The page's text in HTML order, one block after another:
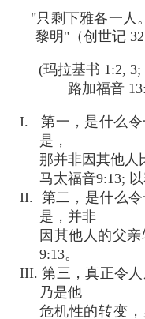
"只剩下雅各一人
黎明"（创世记
(玛拉基书 1:2,
路加福音
I. 第一，是什么令
是，
那并非因其他人
马太福音9:13; 以
II. 第二，是什么令
是，并非
因其他人的父
9:13。
III. 第三，真正令人
乃是他
危机性的转变